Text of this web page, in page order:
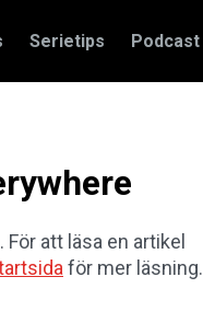
Serietips Podcast
att läsa en artikel
för mer läsning.